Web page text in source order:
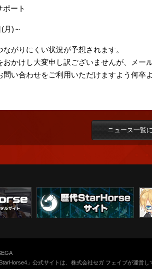
ポート
月)～
がりにくい状況が予想されます。
おかけし大変申し訳ございませんが、メー
い合わせをご利用いただけますよう何卒
ニュース一覧
StarHorse4」公式サイトは、株式会社セガ フェイブが運営